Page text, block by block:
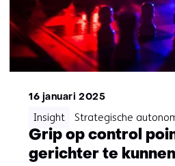
16 januari 2025
Grip op control
gerichter te
Insight Strategische